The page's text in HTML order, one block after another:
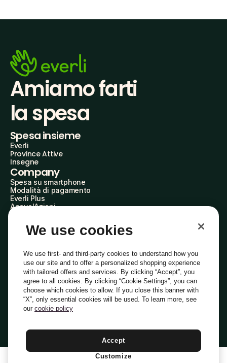
Amiamo farti
la spesa
Spesa insieme
Everli
Province Attive
Insegne
Company
Spesa su smartphone
Modalità di pagamento
Everli Plus
AgevolAzioni
Everli Shoppers
Scopri chi siamo
Domande frequenti
Lavora con noi
Diventa Shopper
Investitori
PrivacyCookiePreferenze Cookie
Termini e Condizioni
Italiano
We use cookies
We use first- and third-party cookies to understand how you
use our site and to offer a personalized shopping experience
with tailored offers and services. By clicking “Accept”, you
agree to all cookies. By clicking “Cookie Settings”, you can
choose which cookies to allow. If you close this banner with
“X”, only essential cookies will be used. To learn more, see
our cookie policy
Accept
Customize